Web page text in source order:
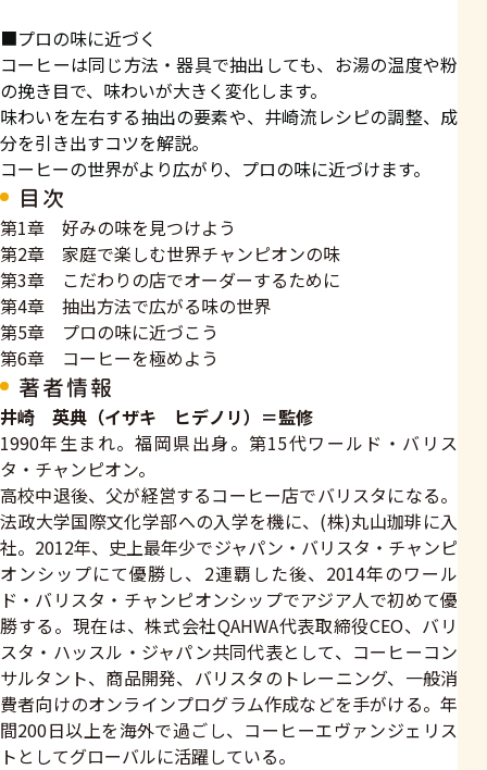
■プロの味に近づく
コーヒーは同じ方法・器具で抽出しても、お湯の温度や粉
の挽き目で、味わいが大きく変化します。
味わいを左右する抽出の要素や、井崎流レシピの調整、成
分を引き出すコツを解説。
コーヒーの世界がより広がり、プロの味に近づけます。
目次
第1章 好みの味を見つけよう
第2章 家庭で楽しむ世界チャンピオンの味
第3章 こだわりの店でオーダーするために
第4章 抽出方法で広がる味の世界
第5章 プロの味に近づこう
第6章 コーヒーを極めよう
著者情報
井崎 英典（イザキ ヒデノリ）＝監修
1990年生まれ。福岡県出身。第15代ワールド・バリス
タ・チャンピオン。
高校中退後、父が経営するコーヒー店でバリスタになる。
法政大学国際文化学部への入学を機に、(株)丸山珈琲に入
社。2012年、史上最年少でジャパン・バリスタ・チャンピ
オンシップにて優勝し、2連覇した後、2014年のワール
ド・バリスタ・チャンピオンシップでアジア人で初めて優
勝する。現在は、株式会社QAHWA代表取締役CEO、バリ
スタ・ハッスル・ジャパン共同代表として、コーヒーコン
サルタント、商品開発、バリスタのトレーニング、一般消
費者向けのオンラインプログラム作成などを手がける。年
間200日以上を海外で過ごし、コーヒーエヴァンジェリス
トとしてグローバルに活躍している。